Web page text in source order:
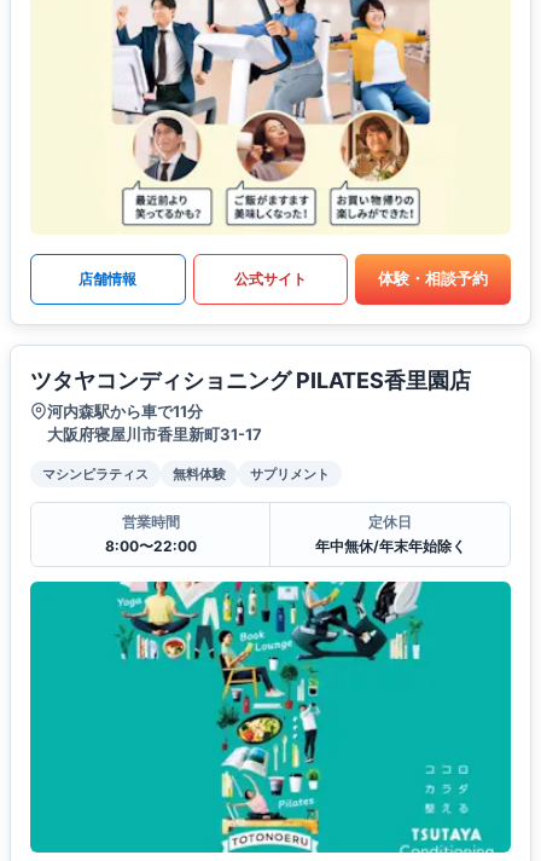
店舗情報 公式サイト 体験・相談予約
ツタヤコンディショニング PILATES香里園店
河内森駅から車で11分
大阪府寝屋川市香里新町31-17
マシンピラティス 無料体験 サプリメント
営業時間
8:00〜22:00
定休日
年中無休/年末年始除く